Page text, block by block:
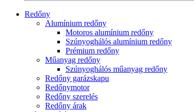
Redőny
Alumínium redőny
Motoros alumínium redőny
Szúnyoghálós alumínium redőny
Prémium redőny
Műanyag redőny
Szúnyoghálós műanyag redőny
Redőny garázskapu
Redőnymotor
Redőny szerelés
Redőny árak